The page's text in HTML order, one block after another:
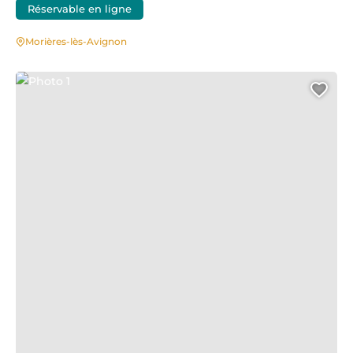
Réservable en ligne
Morières-lès-Avignon
Photo 1